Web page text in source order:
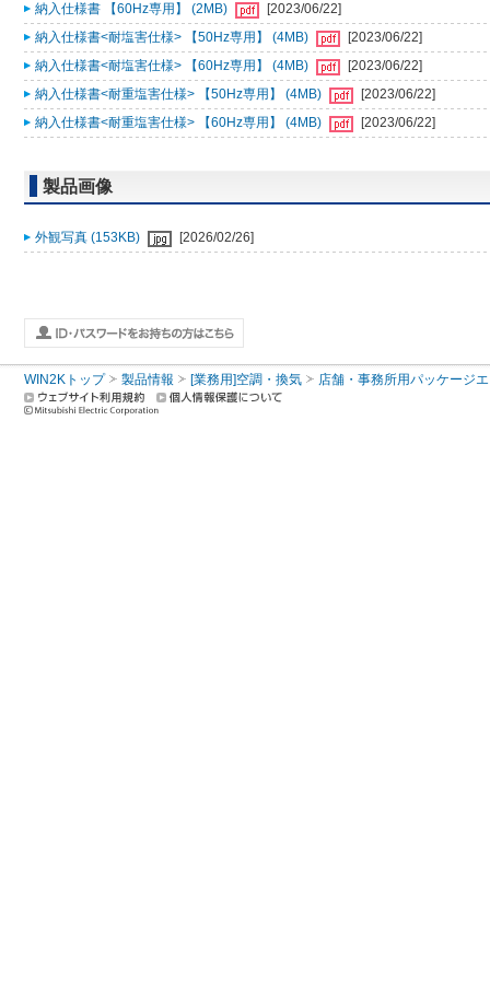
納入仕様書 【60Hz専用】 (2MB)
[2023/06/22]
納入仕様書<耐塩害仕様> 【50Hz専用】 (4MB)
[2023/06/22]
納入仕様書<耐塩害仕様> 【60Hz専用】 (4MB)
[2023/06/22]
納入仕様書<耐重塩害仕様> 【50Hz専用】 (4MB)
[2023/06/22]
納入仕様書<耐重塩害仕様> 【60Hz専用】 (4MB)
[2023/06/22]
製品画像
外観写真 (153KB) [2026/02/26]
WIN2Kトップ 製品情報 [業務用]空調・換気 店舗・事務所用パッケージ